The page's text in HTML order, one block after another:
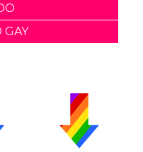
GAY